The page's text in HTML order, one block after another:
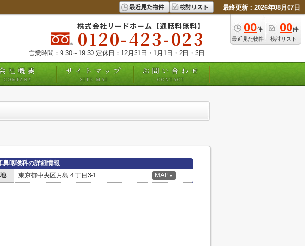
最近見た物件 検討リスト 最終更新：2026年08月07日
00件
最近見た物件
00件
検討リスト
株式会社リードホーム【通話料無料】
0120-423-023
営業時間：9:30～19:30 定休日：12月31日・1月1日・2日・3日
社概要
COMPANY
サイトマップ
SITE MAP
お問い合わせ
CONTACT
鼻咽喉科の詳細情報
東京都中央区月島４丁目3-1 MAP ▼